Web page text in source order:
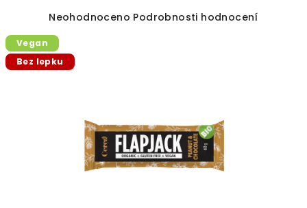
Průměrné
produktu
je
0,0
Neohodnoceno Podrobnosti hodnocení
Vegan
Bez lepku